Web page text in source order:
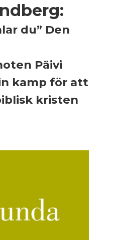
du” Den
Päivi
kamp för att
kristen